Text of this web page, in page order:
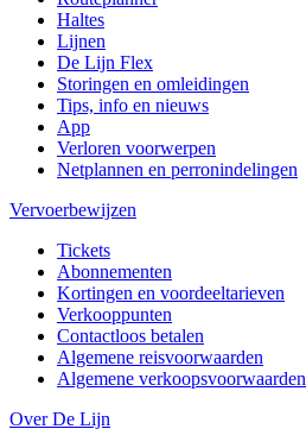
Haltes
Lijnen
De Lijn Flex
Storingen en omleidingen
Tips, info en nieuws
App
Verloren voorwerpen
Netplannen en perronindelingen
Vervoerbewijzen
Tickets
Abonnementen
Kortingen en voordeeltarieven
Verkooppunten
Contactloos betalen
Algemene reisvoorwaarden
Algemene verkoopsvoorwaarden
Over De Lijn